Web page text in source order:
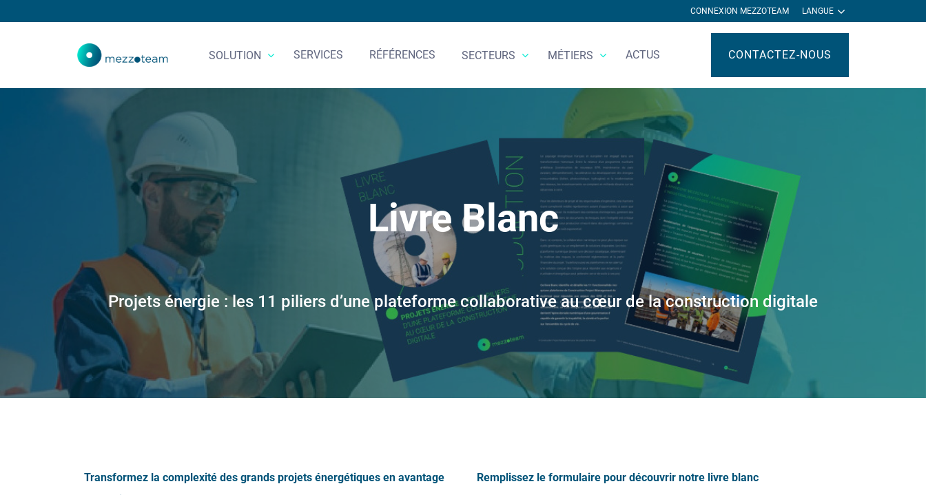
CONNEXION MEZZOTEAM LANGUE
SOLUTION SERVICES RÉFÉRENCES SECTEURS MÉTIERS ACTUS CONTACTEZ-NOUS
Livre Blanc
Projets énergie : les 11 piliers d’une plateforme collaborative au cœur de la construction digitale
Transformez la complexité des grands projets énergétiques en avantage
Remplissez le formulaire pour découvrir notre livre blanc